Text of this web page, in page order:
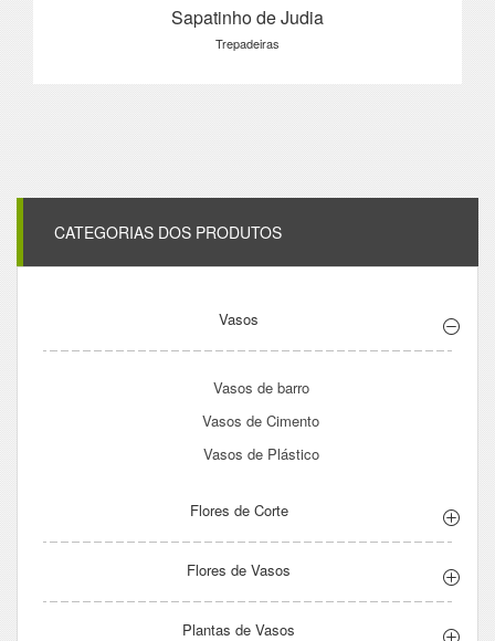
Sapatinho de Judia
Trepadeiras
CATEGORIAS DOS PRODUTOS
Vasos
Vasos de barro
Vasos de Cimento
Vasos de Plástico
Flores de Corte
Flores de Vasos
Plantas de Vasos